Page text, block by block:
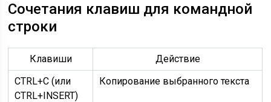
Сочетания клавиш для командной
строки
Клавиши
Действие
CTRL+C (или
CTRL+INSERT)
Копирование выбранного текста